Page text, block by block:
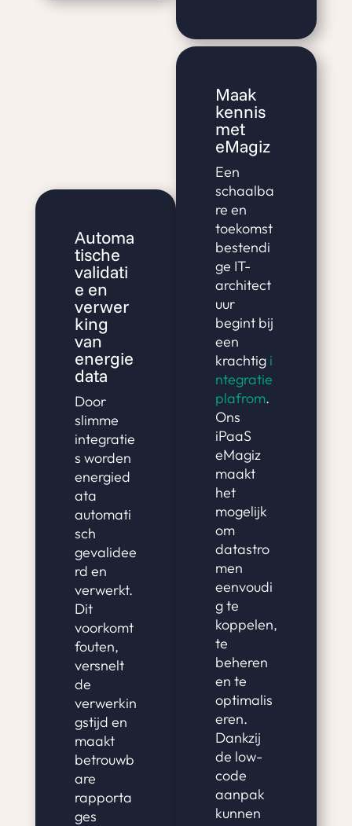
Automa
tische
validati
e en
verwer
king
van
energie
data
Door
slimme
integratie
s worden
energied
ata
automati
sch
gevalidee
rd en
verwerkt.
Dit
voorkomt
fouten,
versnelt
de
verwerkin
gstijd en
maakt
betrouwb
are
rapporta
ges
Maak
kennis
met
eMagiz
Een
schaalba
re en
toekomst
bestendi
ge IT-
architect
uur
begint bij
een
krachtig i
ntegratie
plafrom.
Ons
iPaaS
eMagiz
maakt
het
mogelijk
om
datastro
men
eenvoudi
g te
koppelen,
te
beheren
en te
optimalis
eren.
Dankzij
de low-
code
aanpak
kunnen